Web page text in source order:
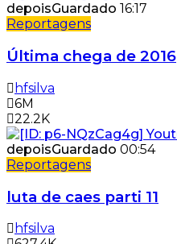
depoisGuardado 16:17
Reportagens
Última chega de 2016
hfsilva
6M
22.2K
depoisGuardado 00:54
Reportagens
luta de caes parti 11
hfsilva